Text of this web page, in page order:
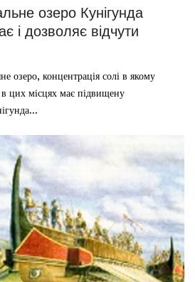
озеро Кунігунда
і дозволяє відчути
озеро, концентрація солі в якому
цих місцях має підвищену